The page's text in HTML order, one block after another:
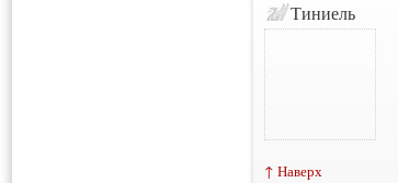
Тиниель
↑ Наверх